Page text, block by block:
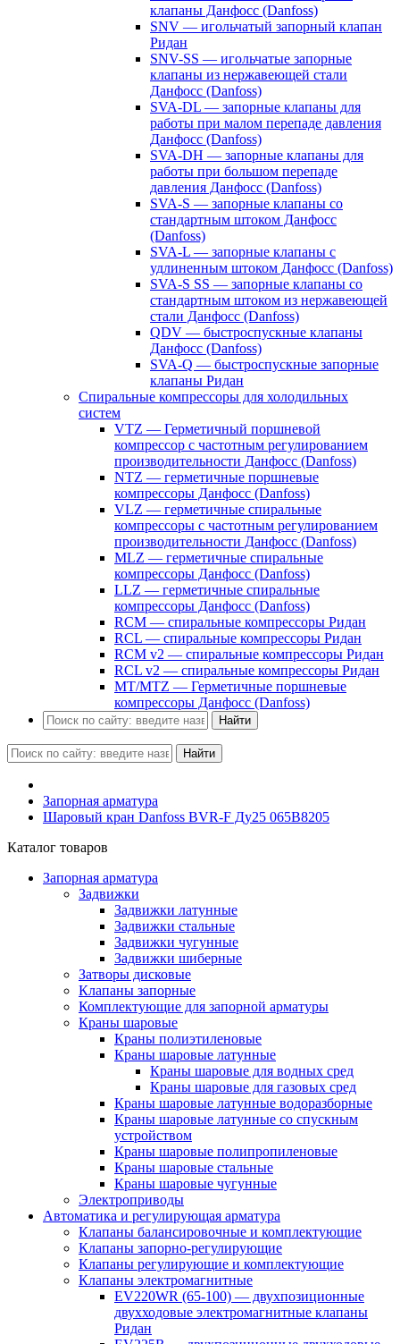
клапаны Данфосс (Danfoss)
SNV — игольчатый запорный клапан
Ридан
SNV-SS — игольчатые запорные
клапаны из нержавеющей стали
Данфосс (Danfoss)
SVA-DL — запорные клапаны для
работы при малом перепаде давления
Данфосс (Danfoss)
SVA-DH — запорные клапаны для
работы при большом перепаде
давления Данфосс (Danfoss)
SVA-S — запорные клапаны со
стандартным штоком Данфосс
(Danfoss)
SVA-L — запорные клапаны с
удлиненным штоком Данфосс (Danfoss)
SVA-S SS — запорные клапаны со
стандартным штоком из нержавеющей
стали Данфосс (Danfoss)
QDV — быстроспускные клапаны
Данфосс (Danfoss)
SVA-Q — быстроспускные запорные
клапаны Ридан
Спиральные компрессоры для холодильных
систем
VTZ — Герметичный поршневой
компрессор с частотным регулированием
производительности Данфосс (Danfoss)
NTZ — герметичные поршневые
компрессоры Данфосс (Danfoss)
VLZ — герметичные спиральные
компрессоры с частотным регулированием
производительности Данфосс (Danfoss)
MLZ — герметичные спиральные
компрессоры Данфосс (Danfoss)
LLZ — герметичные спиральные
компрессоры Данфосс (Danfoss)
RCM — спиральные компрессоры Ридан
RCL — спиральные компрессоры Ридан
RCM v2 — спиральные компрессоры Ридан
RCL v2 — спиральные компрессоры Ридан
MT/MTZ — Герметичные поршневые
компрессоры Данфосс (Danfoss)
Найти
Найти
Запорная арматура
Шаровый кран Danfoss BVR-F Ду25 065B8205
Каталог товаров
Запорная арматура
Задвижки
Задвижки латунные
Задвижки стальные
Задвижки чугунные
Задвижки шиберные
Затворы дисковые
Клапаны запорные
Комплектующие для запорной арматуры
Краны шаровые
Краны полиэтиленовые
Краны шаровые латунные
Краны шаровые для водных сред
Краны шаровые для газовых сред
Краны шаровые латунные водоразборные
Краны шаровые латунные со спускным
устройством
Краны шаровые полипропиленовые
Краны шаровые стальные
Краны шаровые чугунные
Электроприводы
Автоматика и регулирующая арматура
Клапаны балансировочные и комплектующие
Клапаны запорно-регулирующие
Клапаны регулирующие и комплектующие
Клапаны электромагнитные
EV220WR (65-100) — двухпозиционные
двухходовые электромагнитные клапаны
Ридан